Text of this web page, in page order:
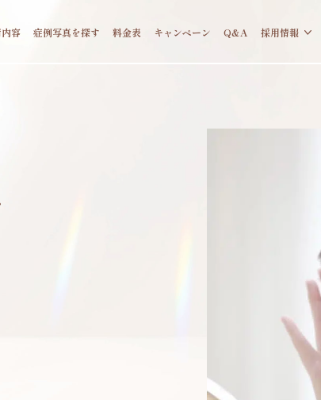
容 症例写真を探す 料金表 キャンペーン Q&A 採用情報